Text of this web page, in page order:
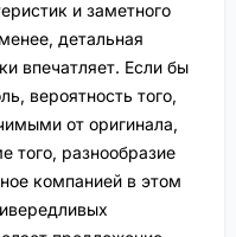
и заметного
детальная
впечатляет. Если бы
вероятность того,
от оригинала,
того, разнообразие
компанией в этом